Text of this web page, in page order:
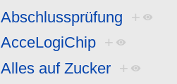
Abschlussprüfung +
AcceLogiChip +
Alles auf Zucker +